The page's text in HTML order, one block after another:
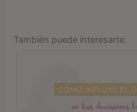
También puede interesarte: